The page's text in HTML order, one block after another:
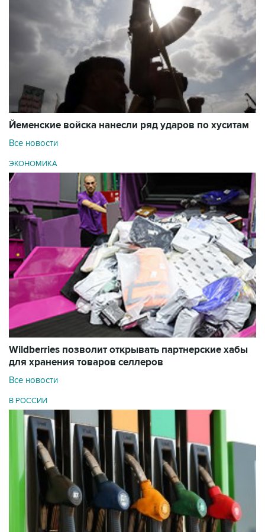
Йеменские войска нанесли ряд ударов по хуситам
Все новости
ЭКОНОМИКА
Wildberries позволит открывать партнерские хабы
для хранения товаров селлеров
Все новости
В РОССИИ